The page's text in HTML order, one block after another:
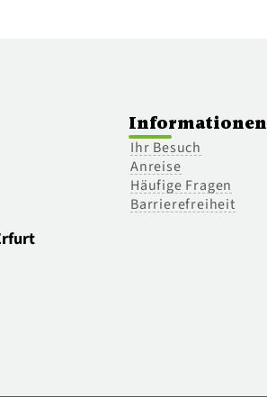
Informationen
Ihr Besuch
Anreise
Häufige Fragen
Barrierefreiheit